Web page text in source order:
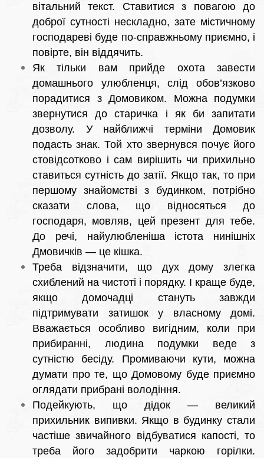
вітальний текст. Ставитися з повагою до
доброї сутності нескладно, зате містичному
господареві буде по-справжньому приємно, і
повірте, він віддячить.
Як тільки вам прийде охота завести
домашнього улюбленця, слід обов’язково
порадитися з Домовиком. Можна подумки
звернутися до старичка і як би запитати
дозволу. У найближчі терміни Домовик
подасть знак. Той хто звернувся почує його
стовідсотково і сам вирішить чи прихильно
ставиться сутність до затії. Якщо так, то при
першому знайомстві з будинком, потрібно
сказати слова, що відносяться до
господаря, мовляв, цей презент для тебе.
До речі, найулюбленіша істота нинішніх
Дмовичків — це кішка.
Треба відзначити, що дух дому злегка
схиблений на чистоті і порядку. І краще буде,
якщо домочадці стануть завжди
підтримувати затишок у власному домі.
Вважається особливо вигідним, коли при
прибиранні, людина подумки веде з
сутністю бесіду. Промиваючи кути, можна
думати про те, що Домовому буде приємно
оглядати прибрані володіння.
Подейкують, що дідок — великий
прихильник випивки. Якщо в будинку стали
частіше звичайного відбуватися капості, то
треба його задобрити чаркою горілки.